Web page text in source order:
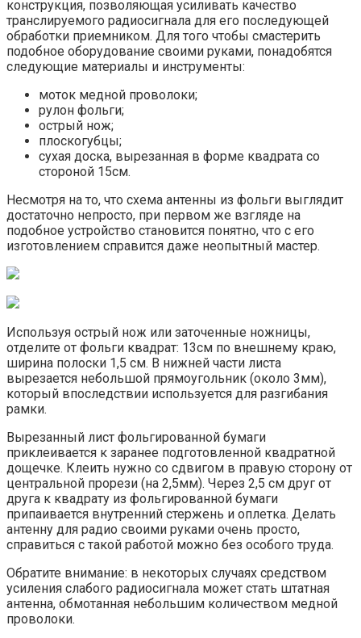
конструкция, позволяющая усиливать качество
транслируемого радиосигнала для его последующей
обработки приемником. Для того чтобы смастерить
подобное оборудование своими руками, понадобятся
следующие материалы и инструменты:
моток медной проволоки;
рулон фольги;
острый нож;
плоскогубцы;
сухая доска, вырезанная в форме квадрата со
стороной 15см.
Несмотря на то, что схема антенны из фольги выглядит
достаточно непросто, при первом же взгляде на
подобное устройство становится понятно, что с его
изготовлением справится даже неопытный мастер.
Используя острый нож или заточенные ножницы,
отделите от фольги квадрат: 13см по внешнему краю,
ширина полоски 1,5 см. В нижней части листа
вырезается небольшой прямоугольник (около 3мм),
который впоследствии используется для разгибания
рамки.
Вырезанный лист фольгированной бумаги
приклеивается к заранее подготовленной квадратной
дощечке. Клеить нужно со сдвигом в правую сторону от
центральной прорези (на 2,5мм). Через 2,5 см друг от
друга к квадрату из фольгированной бумаги
припаивается внутренний стержень и оплетка. Делать
антенну для радио своими руками очень просто,
справиться с такой работой можно без особого труда.
Обратите внимание: в некоторых случаях средством
усиления слабого радиосигнала может стать штатная
антенна, обмотанная небольшим количеством медной
проволоки.